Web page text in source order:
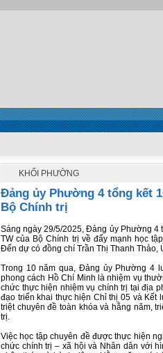
KHỐI PHƯỜNG
Đảng ủy Phường 4 tổng kết
Bộ Chính trị
Sáng ngày 29/5/2025, Đảng ủy Phường 4
TW của Bộ Chính trị về đẩy mạnh học
Đến dự có đồng chí Trần Thị Thanh Thảo,
Trong 10 năm qua, Đảng ủy Phường 4
phong cách Hồ Chí Minh là nhiệm vụ
chức thực hiện nhiệm vụ chính trị tại địa
đạo triển khai thực hiện Chỉ thị 05 và Kết
triệt chuyên đề toàn khóa và hằng năm,
trị.
Việc học tập chuyên đề được thực hiện
chức chính trị – xã hội và Nhân dân với